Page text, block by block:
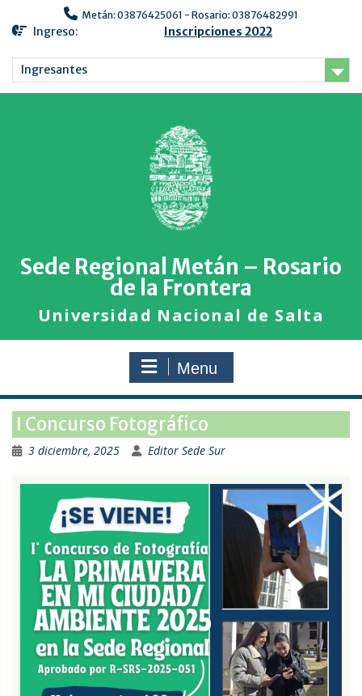
Metán: 03876425061 - Rosario: 03876482991
Ingreso: Inscripciones 2022
Ingresantes
Sede Regional Metán – Rosario
de la Frontera
Universidad Nacional de Salta
Menu
I Concurso Fotográfico
3 diciembre, 2025 Editor Sede Sur